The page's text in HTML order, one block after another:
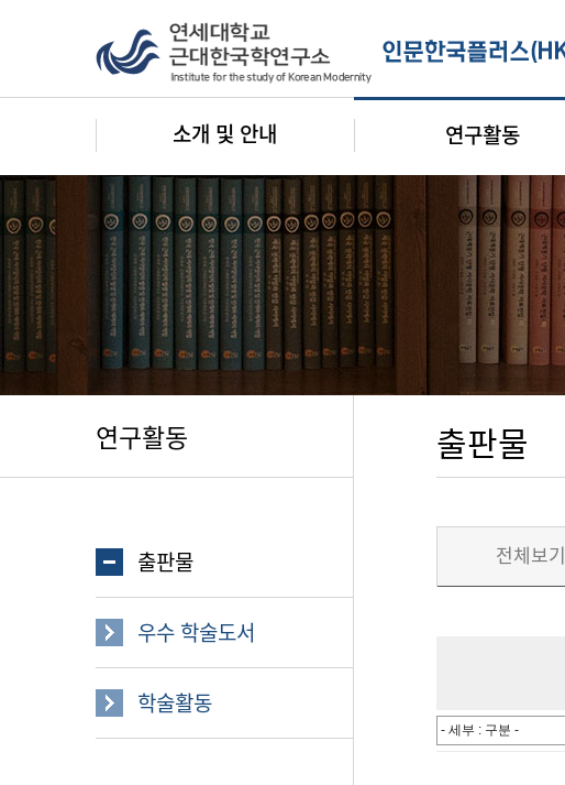
소개 및 안내 연구활동
연구활동
출판물
우수 학술도서
학술활동
출판물
전체보기